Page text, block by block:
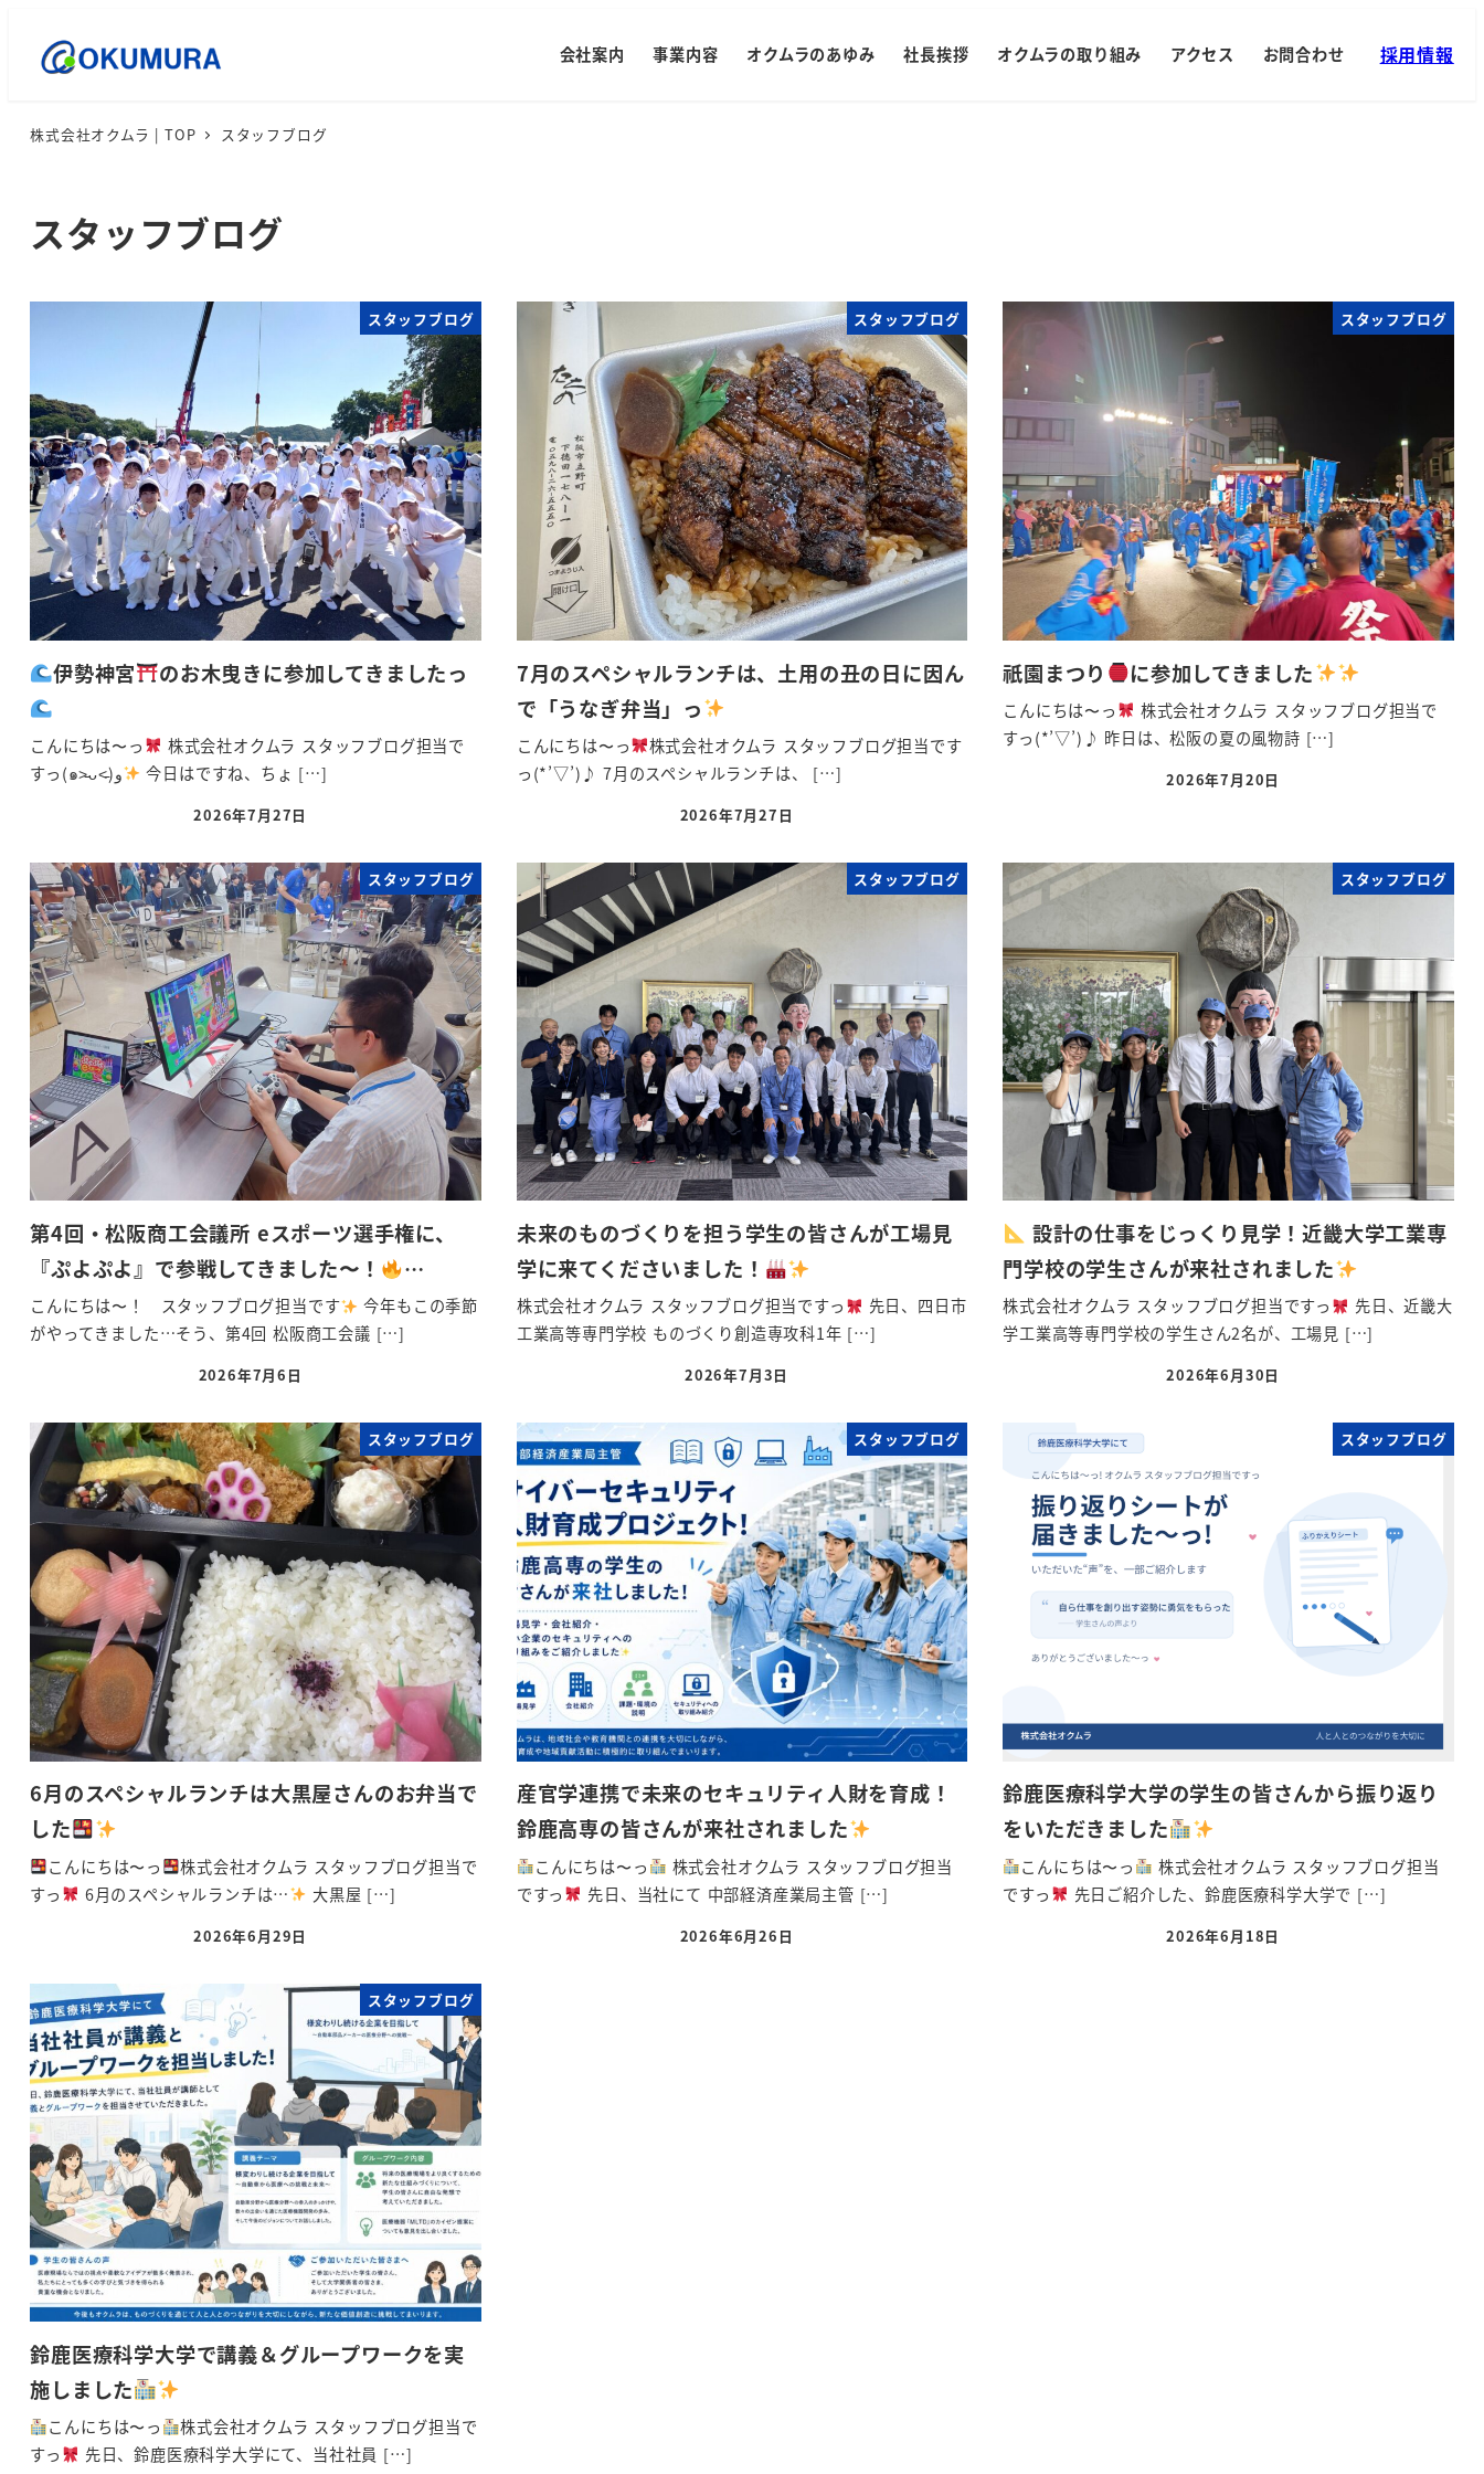
会社案内 事業内容 オクムラのあゆみ 社長挨拶 オクムラの取り組み アクセス お問合わせ 採用情報
株式会社オクムラ | TOP スタッフブログ
スタッフブログ
スタッフブログ
伊勢神宮 のお木曳きに参加してきましたっ
こんにちは〜っ
株式会社オクムラ スタッフブログ担当で
すっ(๑˃̵ᴗ˂̵)و
今日はですね、ちょ […]
2026年7月27日
スタッフブログ
7月のスペシャルランチは、土用の丑の日に因ん
で「うなぎ弁当」っ
こんにちは〜っ
株式会社オクムラ スタッフブログ担当です
っ(*’▽’)♪ 7月のスペシャルランチは、 […]
2026年7月27日
スタッフブログ
祇園まつり に参加してきました
こんにちは〜っ
株式会社オクムラ スタッフブログ担当で
すっ(*’▽’)♪ 昨日は、松阪の夏の風物詩 […]
2026年7月20日
スタッフブログ
第4回・松阪商工会議所 eスポーツ選手権に、
『ぷよぷよ』で参戦してきました〜！
…
こんにちは〜！ スタッフブログ担当です
今年もこの季節
がやってきました…そう、第4回 松阪商工会議 […]
2026年7月6日
スタッフブログ
未来のものづくりを担う学生の皆さんが工場見
学に来てくださいました！
株式会社オクムラ スタッフブログ担当ですっ
先日、四日市
工業高等専門学校 ものづくり創造専攻科1年 […]
2026年7月3日
スタッフブログ
設計の仕事をじっくり見学！近畿大学工業専
門学校の学生さんが来社されました
株式会社オクムラ スタッフブログ担当ですっ
先日、近畿大
学工業高等専門学校の学生さん2名が、工場見 […]
2026年6月30日
スタッフブログ
6月のスペシャルランチは大黒屋さんのお弁当で
した
こんにちは〜っ
株式会社オクムラ スタッフブログ担当で
すっ
6月のスペシャルランチは… 大黒屋 […]
2026年6月29日
スタッフブログ
産官学連携で未来のセキュリティ人財を育成！
鈴鹿高専の皆さんが来社されました
こんにちは〜っ
株式会社オクムラ スタッフブログ担当
ですっ
先日、当社にて 中部経済産業局主管 […]
2026年6月26日
スタッフブログ
鈴鹿医療科学大学の学生の皆さんから振り返り
をいただきました
こんにちは〜っ
株式会社オクムラ スタッフブログ担当
ですっ
先日ご紹介した、鈴鹿医療科学大学で […]
2026年6月18日
スタッフブログ
鈴鹿医療科学大学で講義＆グループワークを実
施しました
こんにちは〜っ
株式会社オクムラ スタッフブログ担当で
すっ
先日、鈴鹿医療科学大学にて、当社社員 […]